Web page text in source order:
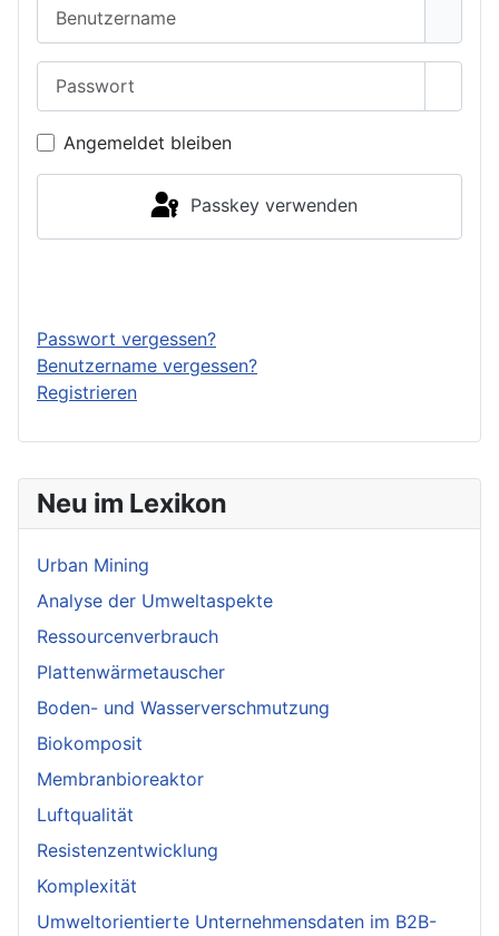
Neu im Lexikon
Urban Mining
Analyse der Umweltaspekte
Ressourcenverbrauch
Plattenwärmetauscher
Boden- und Wasserverschmutzung
Biokomposit
Membranbioreaktor
Luftqualität
Resistenzentwicklung
Komplexität
Umweltorientierte Unternehmensdaten im B2B-
Angemeldet bleiben
Passkey verwenden
Passwort vergessen?
Benutzername vergessen?
Registrieren